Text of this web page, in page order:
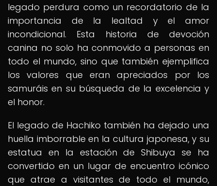
legado perdura como un recordatorio de la
importancia de la lealtad y el amor
incondicional. Esta historia de devoción
canina no solo ha conmovido a personas en
todo el mundo, sino que también ejemplifica
los valores que eran apreciados por los
samuráis en su búsqueda de la excelencia y
el honor.
El legado de Hachiko también ha dejado una
huella imborrable en la cultura japonesa, y su
estatua en la estación de Shibuya se ha
convertido en un lugar de encuentro icónico
que atrae a visitantes de todo el mundo,